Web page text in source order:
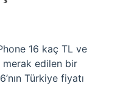
16 kaç TL ve
merak edilen bir
Türkiye fiyatı